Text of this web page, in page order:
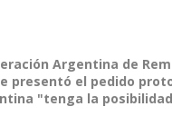
Argentina de
presentó el pedido
"tenga la